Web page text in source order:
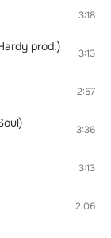
3:18
prod.) 3:13
2:57
3:36
3:13
2:06